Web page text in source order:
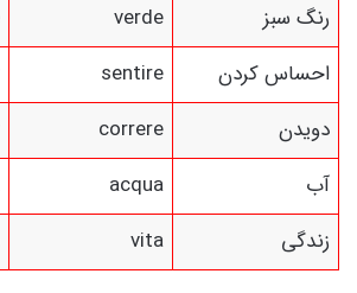
رنگ سبز
verde
احساس کردن
sentire
دویدن
correre
آب
acqua
زندگی
vita